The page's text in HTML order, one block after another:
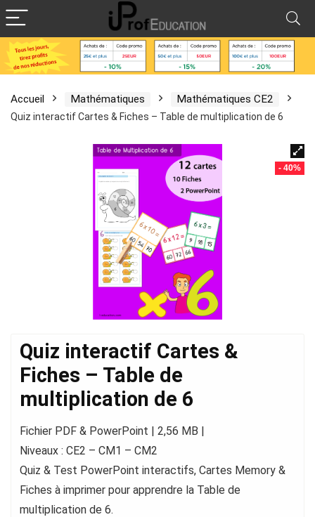
Accueil Mathématiques Mathématiques CE2
Quiz interactif Cartes & Fiches – Table de multiplication de 6
- 40%
Quiz interactif Cartes &
Fiches – Table de
multiplication de 6
Fichier PDF & PowerPoint | 2,56 MB |
Niveaux : CE2 – CM1 – CM2
Quiz & Test PowerPoint interactifs, Cartes Memory &
Fiches à imprimer pour apprendre la Table de
multiplication de 6.